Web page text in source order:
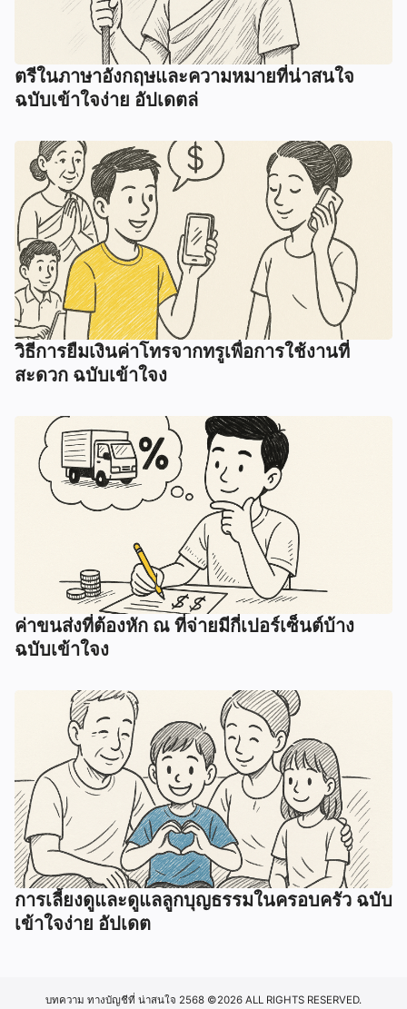
ตรีในภาษาอังกฤษและความหมายที่น่าสนใจ
ฉบับเข้าใจง่าย อัปเดตล่
วิธีการยืมเงินค่าโทรจากทรูเพื่อการใช้งานที่
สะดวก ฉบับเข้าใจง
ค่าขนส่งที่ต้องหัก ณ ที่จ่ายมีกี่เปอร์เซ็นต์บ้าง
ฉบับเข้าใจง
การเลี้ยงดูและดูแลลูกบุญธรรมในครอบครัว ฉบับ
เข้าใจง่าย อัปเดต
บทความ ทางบัญชีที่ น่าสนใจ 2568 ©2026 ALL RIGHTS RESERVED.